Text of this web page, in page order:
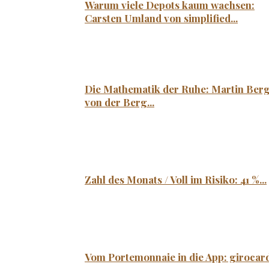
Warum viele Depots kaum wachsen:
Carsten Umland von simplified...
Die Mathematik der Ruhe: Martin
von der Berg...
Zahl des Monats / Voll im Risiko: 41 %...
Vom Portemonnaie in die App: